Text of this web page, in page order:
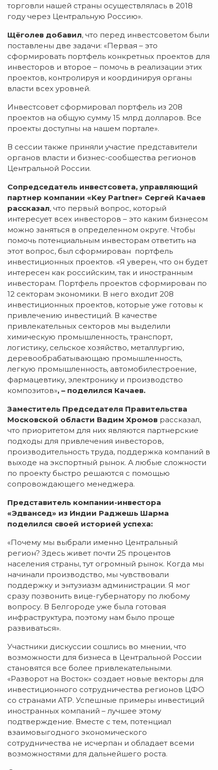
торговли нашей страны осуществлялась в 2018
году через Центральную Россию».
Щёголев добавил, что перед инвестсоветом были
поставлены две задачи: «Первая – это
сформировать портфель конкретных проектов для
инвесторов и второе – помочь в реализации этих
проектов, контролируя и координируя органы
власти всех уровней.
Инвестсовет сформировал портфель из 208
проектов на общую сумму 15 млрд долларов. Все
проекты доступны на нашем портале».
В сессии также приняли участие представители
органов власти и бизнес-сообщества регионов
Центральной России.
Сопредседатель инвестсовета, управляющий
партнер компании «Key Partner» Сергей Качаев
рассказал, что первый вопрос, который
интересует всех инвесторов – это каким бизнесом
можно заняться в определенном округе. Чтобы
помочь потенциальным инвесторам ответить на
этот вопрос, был сформирован портфель
инвестиционных проектов. «Я уверен, что он будет
интересен как российским, так и иностранным
инвесторам. Портфель проектов сформирован по
12 секторам экономики. В него входит 208
инвестиционных проектов, которые уже готовы к
привлечению инвестиций. В качестве
привлекательных секторов мы выделили
химическую промышленность, транспорт,
логистику, сельское хозяйство, металлургию,
деревообрабатывающаю промышленность,
легкую промышленность, автомобилестроение,
фармацевтику, электронику и производство
композитов», – поделился Качаев.
Заместитель Председателя Правительства
Московской области Вадим Хромов рассказал,
что приоритетом для них являются партнерские
подходы для привлечения инвесторов,
производительность труда, поддержка компаний в
выходе на экспортный рынок. А любые сложности
по проекту быстро решаются с помощью
сопровождающего менеджера.
Представитель компании-инвестора
«Эдвансед» из Индии Раджешь Шарма
поделился своей историей успеха:
«Почему мы выбрали именно Центральный
регион? Здесь живет почти 25 процентов
населения страны, тут огромный рынок. Когда мы
начинали производство, мы чувствовали
поддержку и энтузиазм администрации. Я мог
сразу позвонить вице-губернатору по любому
вопросу. В Белгороде уже была готовая
инфраструктура, поэтому нам было проще
развиваться».
Участники дискуссии сошлись во мнении, что
возможности для бизнеса в Центральной России
становятся все более привлекательными.
«Разворот на Восток» создает новые векторы для
инвестиционного сотрудничества регионов ЦФО
со странами АТР. Успешные примеры инвестиций
иностранных компаний – лучшее этому
подтверждение. Вместе с тем, потенциал
взаимовыгодного экономического
сотрудничества не исчерпан и обладает всеми
возможностями для дальнейшего роста.